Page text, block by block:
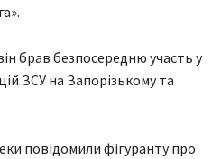
брав безпосередню участь у
ЗСУ на Запорізькому та
повідомили фігуранту про